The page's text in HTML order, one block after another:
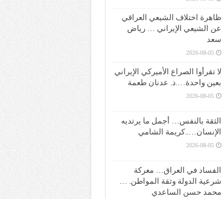
ظاهرة اختلاف الشيعي العراقي
عن الشيعي الإيراني … رياض
سعد
2026-08-05
لا تقرأوا الصراع الأميركي الإيراني
بعين واحدة….د. عدنان طعمة
2026-08-05
الثقة بالنفس… أجمل ما يرتديه
الإنسان…..كريمة الشامي
2026-08-05
الفساد في العراق… معركة
شرعية الدولة وثقة المواطن. …
محمد حسن الساعدي